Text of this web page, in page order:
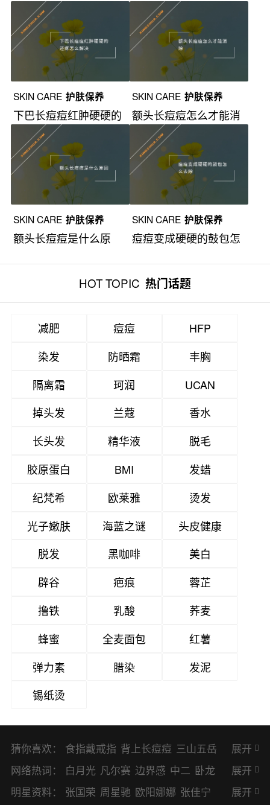
导致的？
因？
SKIN CARE 护肤保养
下巴长痘痘红肿硬硬的
还疼怎么解决？
SKIN CARE 护肤保养
额头长痘痘怎么才能消
除？
SKIN CARE 护肤保养
额头长痘痘是什么原
SKIN CARE 护肤保养
痘痘变成硬硬的鼓包怎
HOT TOPIC 热门话题
减肥 痘痘
HFP
染发
防晒霜
丰胸
隔离霜
珂润
UCAN
掉头发
兰蔻
香水
长头发
精华液
脱毛
胶原蛋白
BMI
发蜡
纪梵希
欧莱雅
烫发
光子嫩肤
海蓝之谜
头皮健康
脱发
黑咖啡
美白
辟谷
疤痕
蓉芷
撸铁
乳酸
荞麦
蜂蜜
全麦面包
红薯
弹力素
腊染
发泥
锡纸烫
猜你喜欢： 食指戴戒指 背上长痘痘 三山五岳
避暑胜地
展开
网络热词：
白月光 凡尔赛 边界感 中二 卧龙
凤雏 二次元 KPI EMO CP BUG
展开
明星资料：
张国荣 周星驰 欧阳娜娜 张佳宁
展开